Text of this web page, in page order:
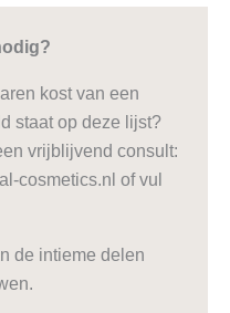
kost van een
staat op deze lijst?
vrijblijvend consult:
cosmetics.nl of vul
de intieme delen